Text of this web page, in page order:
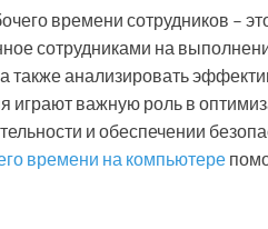
времени сотрудников –
сотрудниками на
также анализировать
играют важную роль в
и обеспечении
времени на компьютере